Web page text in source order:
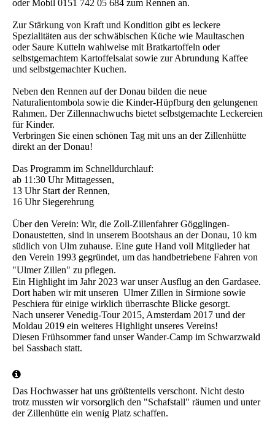
oder Mobil 0151 742 05 684 zum Rennen an.
Zur Stärkung von Kraft und Kondition gibt es leckere
Spezialitäten aus der schwäbischen Küche wie Maultaschen
oder Saure Kutteln wahlweise mit Bratkartoffeln oder
selbstgemachtem Kartoffelsalat sowie zur Abrundung Kaffee
und selbstgemachter Kuchen.
Neben den Rennen auf der Donau bilden die neue
Naturalientombola sowie die Kinder-Hüpfburg den gelungenen
Rahmen. Der Zillennachwuchs bietet selbstgemachte Leckereien
für Kinder.
Verbringen Sie einen schönen Tag mit uns an der Zillenhütte
direkt an der Donau!
Das Programm im Schnelldurchlauf:
ab 11:30 Uhr Mittagessen,
13 Uhr Start der Rennen,
16 Uhr Siegerehrung
Über den Verein: Wir, die Zoll-Zillenfahrer Gögglingen-
Donaustetten, sind in unserem Bootshaus an der Donau, 10 km
südlich von Ulm zuhause. Eine gute Hand voll Mitglieder hat
den Verein 1993 gegründet, um das handbetriebene Fahren von
"Ulmer Zillen" zu pflegen.
Ein Highlight im Jahr 2023 war unser Ausflug an den Gardasee.
Dort haben wir mit unseren Ulmer Zillen in Sirmione sowie
Peschiera für einige wirklich überraschte Blicke gesorgt.
Nach unserer Venedig-Tour 2015, Amsterdam 2017 und der
Moldau 2019 ein weiteres Highlight unseres Vereins!
Diesen Frühsommer fand unser Wander-Camp im Schwarzwald
bei Sassbach statt.
Das Hochwasser hat uns größtenteils verschont. Nicht desto
trotz mussten wir vorsorglich den "Schafstall" räumen und unter
der Zillenhütte ein wenig Platz schaffen.